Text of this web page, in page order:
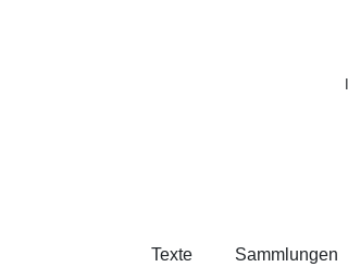
Texte Sammlungen